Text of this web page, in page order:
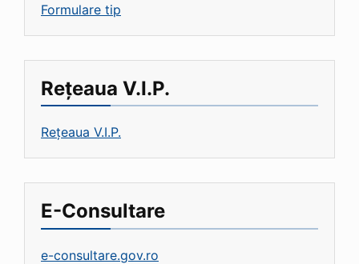
Formulare tip
Rețeaua V.I.P.
Rețeaua V.I.P.
E-Consultare
e-consultare.gov.ro